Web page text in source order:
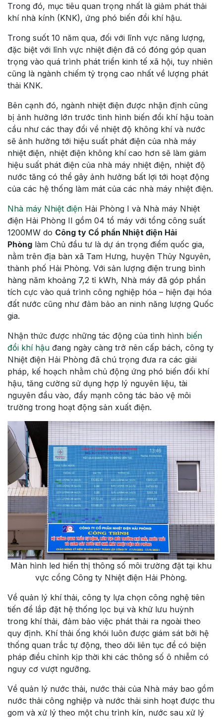
Trong đó, mục tiêu quan trọng nhất là giảm phát thải
khí nhà kính (KNK), ứng phó biến đổi khí hậu.
Trong suốt 10 năm qua, đối với lĩnh vực năng lượng,
đặc biệt với lĩnh vực nhiệt điện đã có đóng góp quan
trọng vào quá trình phát triển kinh tế xã hội, tuy nhiên
cũng là ngành chiếm tỷ trọng cao nhất về lượng phát
thải KNK.
Bên cạnh đó, ngành nhiệt điện được nhận định cũng
bị ảnh hưởng lớn trước tình hình biến đổi khí hậu toàn
cầu như các thay đổi về nhiệt độ không khí và nước
sẽ ảnh hưởng tới hiệu suất phát điện của nhà máy
nhiệt điện, nhiệt điện không khí cao hơn sẽ làm giảm
hiệu suất phát điện của nhà máy nhiệt điện, nhiệt độ
nước tăng có thể gây ảnh hưởng bất lợi tới hoạt động
của các hệ thống làm mát của các nhà máy nhiệt điện.
Nhà máy Nhiệt điện Hải Phòng I và Nhà máy Nhiệt
điện Hải Phòng II gồm 04 tổ máy với tổng công suất
1200MW do Công ty Cổ phần Nhiệt điện Hải
Phòng làm Chủ đầu tư là dự án trọng điểm quốc gia,
nằm trên địa bàn xã Tam Hưng, huyện Thủy Nguyên,
thành phố Hải Phòng. Với sản lượng điện trung bình
hàng năm khoảng 7,2 tỉ kWh, Nhà máy đã góp phần
tích cực vào quá trình công nghiệp hóa – hiện đại hóa
đất nước cũng như đảm bảo an ninh năng lượng Quốc
gia.
Nhận thức được những tác động của tình hình biến
đổi khí hậu đang ngày càng trở nên cấp bách, công ty
Nhiệt điện Hải Phòng đã chú trọng đưa ra các giải
pháp, kế hoạch nhằm chủ động ứng phó biến đổi khí
hậu, tăng cường sử dụng hợp lý nguyên liệu, tài
nguyên đầu vào, đẩy mạnh công tác bảo vệ môi
trường trong hoạt động sản xuất điện.
Màn hình led hiển thị thông số môi trường đặt tại khu
vực cổng Công ty Nhiệt điện Hải Phòng.
Về quản lý khí thải, công ty lựa chọn công nghệ tiên
tiến để lắp đặt hệ thống lọc bụi và khử lưu huỳnh
trong khí thải, đảm bảo việc phát thải ra ngoài theo
quy định. Khí thải ống khói luôn được giám sát bởi hệ
thống quan trắc tự động, theo dõi liên tục để có biện
pháp điều chỉnh kịp thời khi các thông số ô nhiễm có
nguy cơ vượt ngưỡng.
Về quản lý nước thải, nước thải của Nhà máy bao gồm
nước thải công nghiệp và nước thải sinh hoạt được thu
gom và xử lý theo một chu trình kín, nước sau xử lý